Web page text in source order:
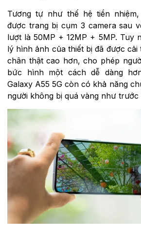
Tương tự như thế hệ tiền
được trang bị cụm 3 camera sau
lượt là 50MP + 12MP + 5MP. Tuy
lý hình ảnh của thiết bị đã được cải
chân thật cao hơn, cho phép
bức hình một cách dễ dàng
Galaxy A55 5G còn có khả năng
người không bị quá vàng như trước